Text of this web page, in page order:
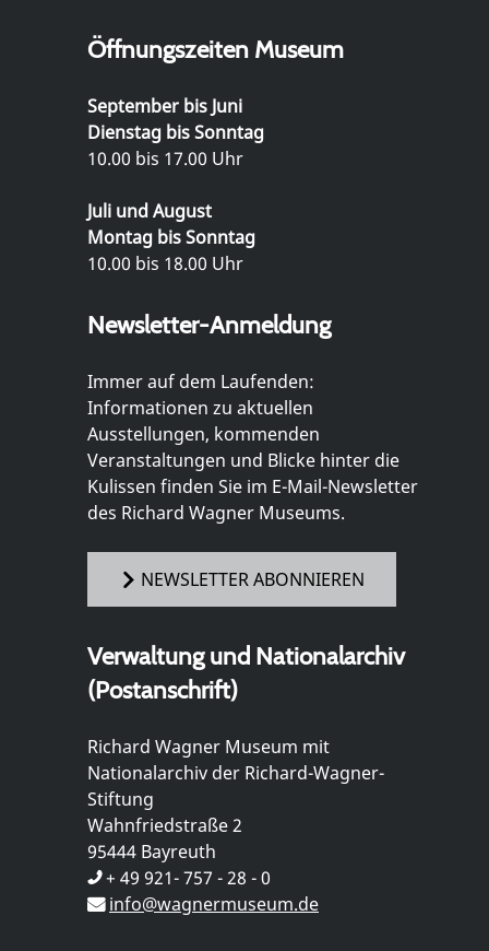
Öffnungszeiten Museum
September bis Juni
Dienstag bis Sonntag
10.00 bis 17.00 Uhr
Juli und August
Montag bis Sonntag
10.00 bis 18.00 Uhr
Newsletter-Anmeldung
Immer auf dem Laufenden:
Informationen zu aktuellen
Ausstellungen, kommenden
Veranstaltungen und Blicke hinter die
Kulissen finden Sie im E-Mail-Newsletter
des Richard Wagner Museums.
NEWSLETTER ABONNIEREN
Verwaltung und Nationalarchiv
(Postanschrift)
Richard Wagner Museum mit
Nationalarchiv der Richard-Wagner-
Stiftung
Wahnfriedstraße 2
95444 Bayreuth
+ 49 921- 757 - 28 - 0
info@wagnermuseum.de